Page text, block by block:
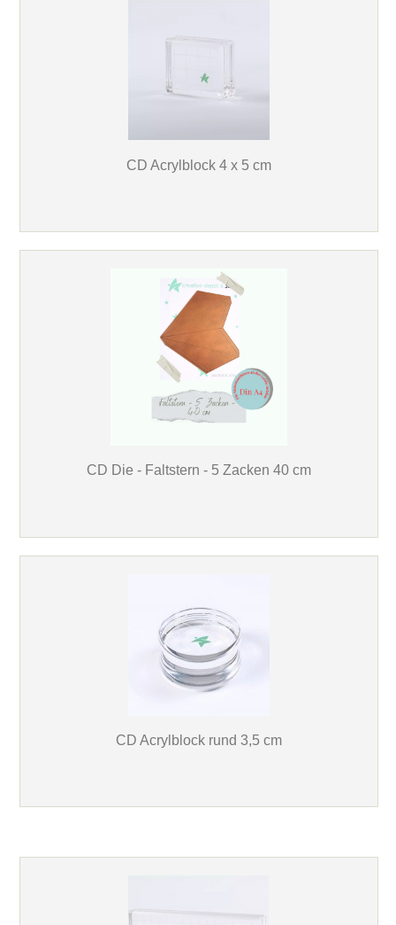
CD Acrylblock 4 x 5 cm
CD Die - Faltstern - 5 Zacken 40 cm
CD Acrylblock rund 3,5 cm